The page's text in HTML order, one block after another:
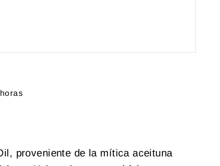
proveniente de la mítica aceituna